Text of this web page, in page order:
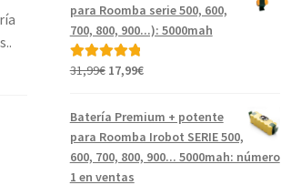
46,99€.
19,99€.
para Roomba serie 500, 600,
700, 800, 900...): 5000mah
Valorado con
31,99€ El
original
31,99€.
17,99€El
actual
es:
17,99€.
Batería Premium + potente
para Roomba Irobot SERIE 500,
600, 700, 800, 900... 5000mah: número
1 en ventas